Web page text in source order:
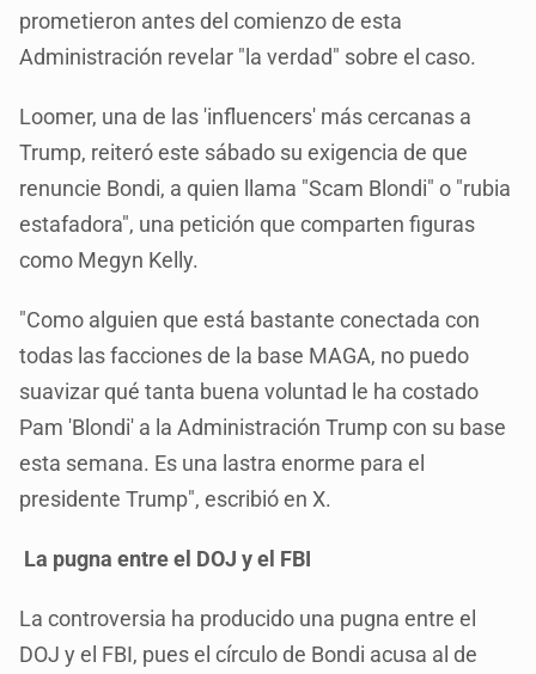
prometieron antes del comienzo de esta
Administración revelar "la verdad" sobre el caso.
Loomer, una de las 'influencers' más cercanas a
Trump, reiteró este sábado su exigencia de que
renuncie Bondi, a quien llama "Scam Blondi" o "rubia
estafadora", una petición que comparten figuras
como Megyn Kelly.
"Como alguien que está bastante conectada con
todas las facciones de la base MAGA, no puedo
suavizar qué tanta buena voluntad le ha costado
Pam 'Blondi' a la Administración Trump con su base
esta semana. Es una lastra enorme para el
presidente Trump", escribió en X.
La pugna entre el DOJ y el FBI
La controversia ha producido una pugna entre el
DOJ y el FBI, pues el círculo de Bondi acusa al de